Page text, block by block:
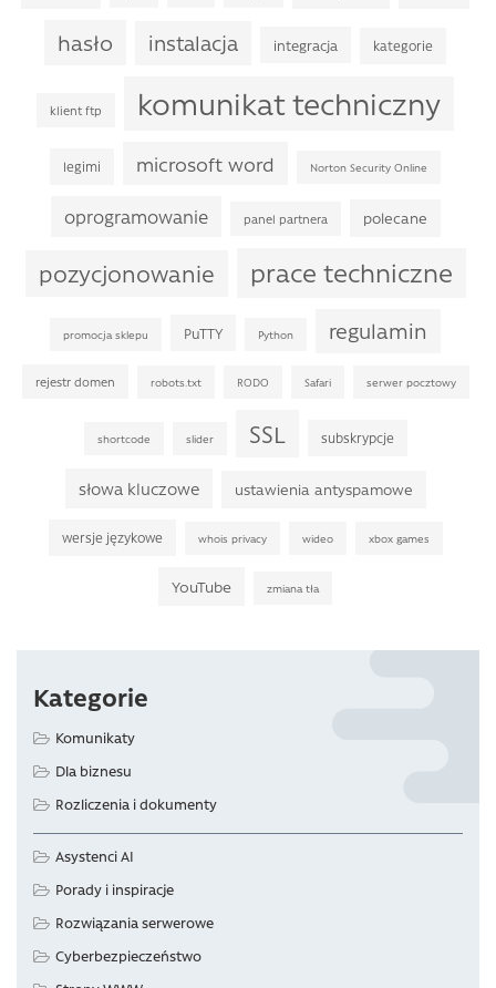
hasło instalacja integracja kategorie
klient ftp komunikat techniczny
legimi microsoft word Norton Security Online
oprogramowanie panel partnera polecane
pozycjonowanie prace techniczne
promocja sklepu PuTTY Python regulamin
rejestr domen robots.txt RODO Safari serwer pocztowy
shortcode slider SSL subskrypcje
słowa kluczowe ustawienia antyspamowe
wersje językowe whois privacy wideo xbox games
YouTube zmiana tła
Kategorie
Komunikaty
Dla biznesu
Rozliczenia i dokumenty
Asystenci AI
Porady i inspiracje
Rozwiązania serwerowe
Cyberbezpieczeństwo